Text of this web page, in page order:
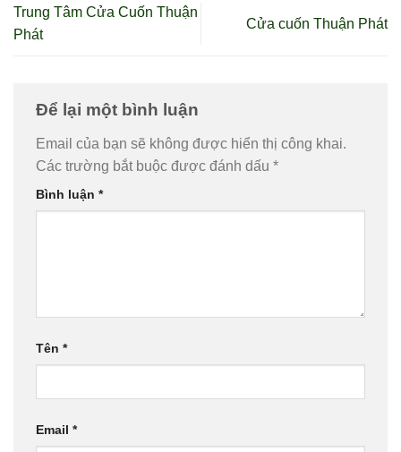
Trung Tâm Cửa Cuốn Thuận
Phát
Cửa cuốn Thuận Phát
Để lại một bình luận
Email của bạn sẽ không được hiển thị công khai.
Các trường bắt buộc được đánh dấu *
Bình luận *
Tên *
Email *